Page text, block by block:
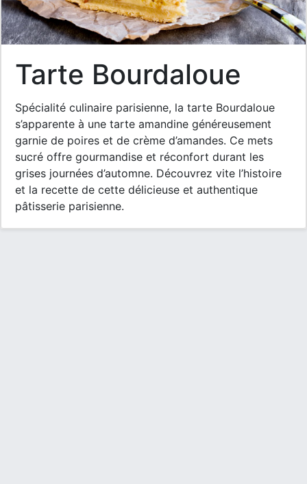
tarte Bourdaloue
Spécialité culinaire parisienne, la tarte Bourdaloue
s’apparente à une tarte amandine généreusement
garnie de poires et de crème d’amandes. Ce mets
sucré offre gourmandise et réconfort durant les
grises journées d’automne. Découvrez vite l’histoire
et la recette de cette délicieuse et authentique
pâtisserie parisienne.